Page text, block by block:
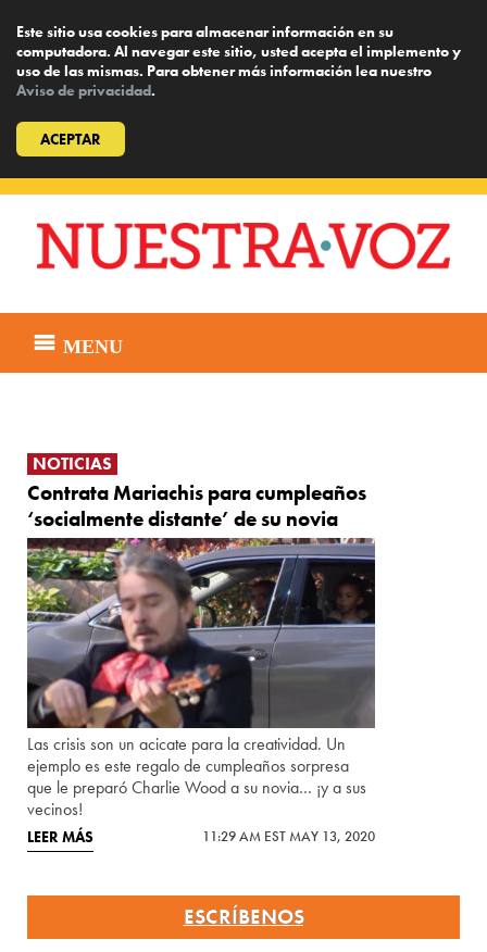
Este sitio usa cookies para almacenar información en su
computadora. Al navegar este sitio, usted acepta el implemento y
uso de las mismas. Para obtener más información lea nuestro
Aviso de privacidad.
ACEPTAR
content
MENU
NOTICIAS
Contrata Mariachis para cumpleaños
‘socialmente distante’ de su novia
Las crisis son un acicate para la creatividad. Un
ejemplo es este regalo de cumpleaños sorpresa
que le preparó Charlie Wood a su novia… ¡y a sus
vecinos!
LEER MÁS 11:29 AM EST MAY 13, 2020
ESCRÍBENOS